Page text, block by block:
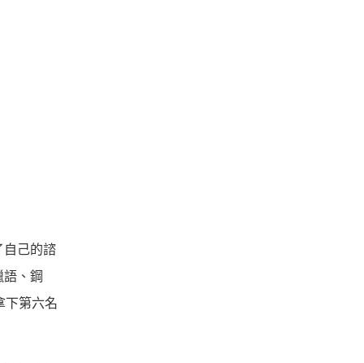
自己的諮
、鋼
下第六名